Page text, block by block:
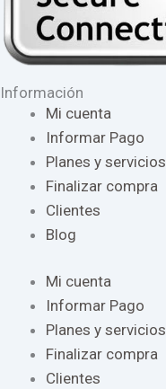
Información
Mi cuenta
Informar Pago
Planes y servicios
Finalizar compra
Clientes
Blog
Mi cuenta
Informar Pago
Planes y servicios
Finalizar compra
Clientes